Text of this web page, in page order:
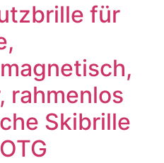
für
rahmenlos
Skibrille